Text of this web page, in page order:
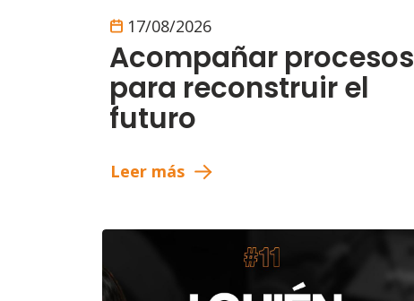
17/08/2026
Acompañar procesos
para reconstruir el
futuro
Leer más